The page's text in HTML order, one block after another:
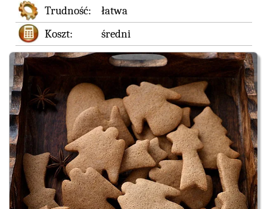
Trudność:
łatwa
Koszt:
średni